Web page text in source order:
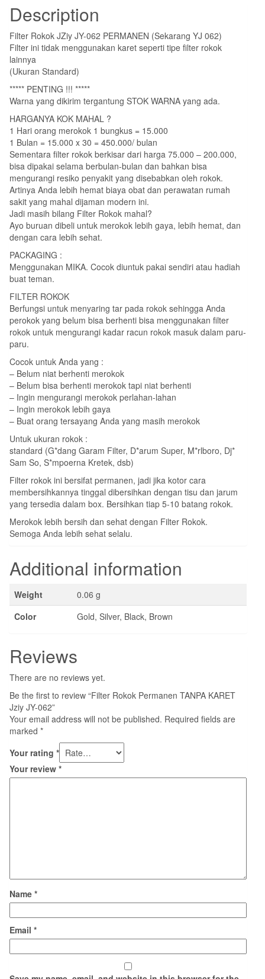
Description
Filter Rokok JZiy JY-062 PERMANEN (Sekarang YJ 062)
Filter ini tidak menggunakan karet seperti tipe filter rokok
lainnya
(Ukuran Standard)
***** PENTING !!! *****
Warna yang dikirim tergantung STOK WARNA yang ada.
HARGANYA KOK MAHAL ?
1 Hari orang merokok 1 bungkus = 15.000
1 Bulan = 15.000 x 30 = 450.000/ bulan
Sementara filter rokok berkisar dari harga 75.000 – 200.000,
bisa dipakai selama berbulan-bulan dan bahkan bisa
mengurangi resiko penyakit yang disebabkan oleh rokok.
Artinya Anda lebih hemat biaya obat dan perawatan rumah
sakit yang mahal dijaman modern ini.
Jadi masih bilang Filter Rokok mahal?
Ayo buruan dibeli untuk merokok lebih gaya, lebih hemat, dan
dengan cara lebih sehat.
PACKAGING :
Menggunakan MIKA. Cocok diuntuk pakai sendiri atau hadiah
buat teman.
FILTER ROKOK
Berfungsi untuk menyaring tar pada rokok sehingga Anda
perokok yang belum bisa berhenti bisa menggunakan filter
rokok untuk mengurangi kadar racun rokok masuk dalam paru-
paru.
Cocok untuk Anda yang :
– Belum niat berhenti merokok
– Belum bisa berhenti merokok tapi niat berhenti
– Ingin mengurangi merokok perlahan-lahan
– Ingin merokok lebih gaya
– Buat orang tersayang Anda yang masih merokok
Untuk ukuran rokok :
standard (G*dang Garam Filter, D*arum Super, M*rlboro, Dj*
Sam So, S*mpoerna Kretek, dsb)
Filter rokok ini bersifat permanen, jadi jika kotor cara
membersihkannya tinggal dibersihkan dengan tisu dan jarum
yang tersedia dalam box. Bersihkan tiap 5-10 batang rokok.
Merokok lebih bersih dan sehat dengan Filter Rokok.
Semoga Anda lebih sehat selalu.
Additional information
Weight
0.06 g
Color
Gold, Silver, Black, Brown
Reviews
There are no reviews yet.
Be the first to review “Filter Rokok Permanen TANPA KARET
Jziy JY-062”
Your email address will not be published. Required fields are
marked *
Your rating *
Your review *
Name *
Email *